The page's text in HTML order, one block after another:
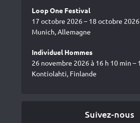
Loop One Festival
17 octobre 2026 – 18 octobre 2026
Munich, Allemagne
Individuel Hommes
26 novembre 2026 à 16 h 10 min –
Kontiolahti, Finlande
Suivez-nous